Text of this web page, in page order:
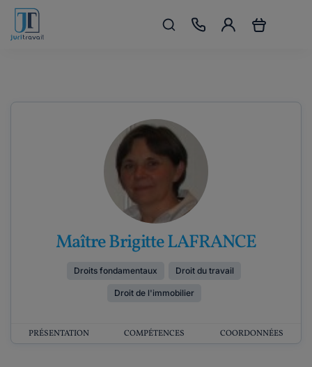
Maître Brigitte LAFRANCE
Droits fondamentaux Droit du travail
Droit de l'immobilier
PRÉSENTATION COMPÉTENCES COORDONNÉES